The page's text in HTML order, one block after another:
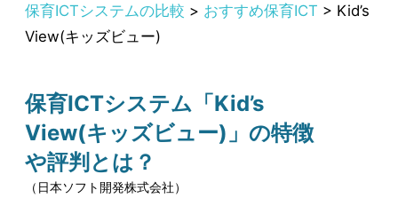
保育ICTシステムの比較 > おすすめ保育ICT > Kid’s
View(キッズビュー)
保育ICTシステム「Kid’s
View(キッズビュー)」の特徴
や評判とは？
（日本ソフト開発株式会社）